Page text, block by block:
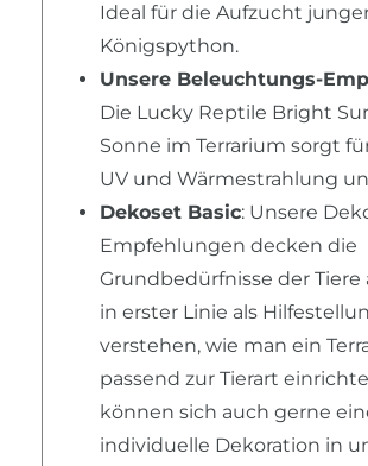
Ideal für die Aufzucht
Königspython.
Unsere Beleuchtungs-
Die Lucky Reptile Bright
Sonne im Terrarium sorgt
UV und Wärmestrahlung
Dekoset Basic: Unsere
Empfehlungen decken die
Grundbedürfnisse der Tiere
in erster Linie als
verstehen, wie man ein
passend zur Tierart
können sich auch gerne
individuelle Dekoration in